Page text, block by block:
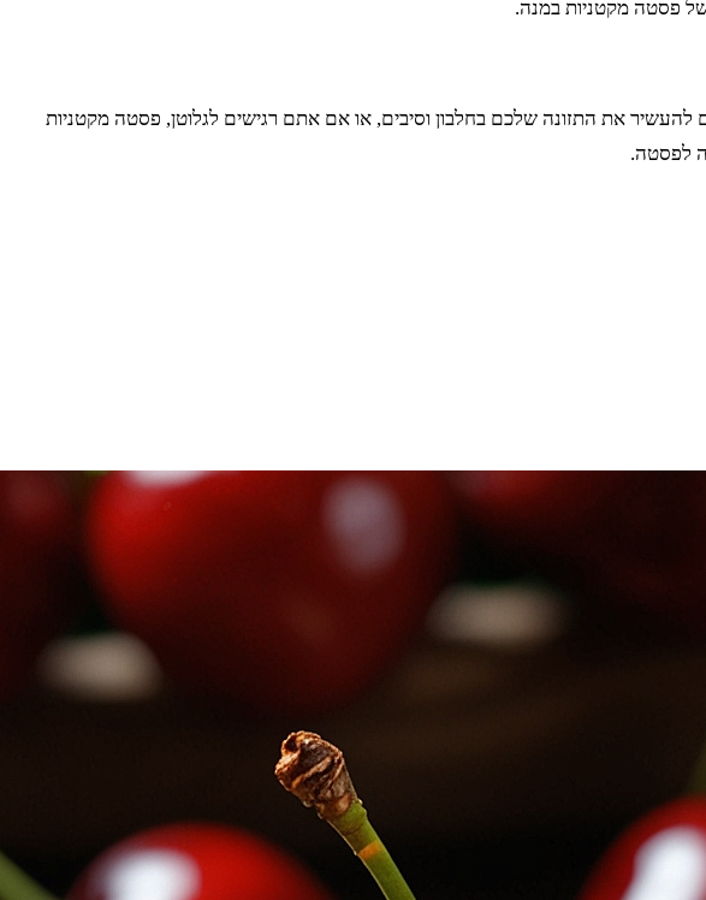
פסטה מקטניות במנה.
את התזונה שלכם בחלבון וסיבים, או אם אתם רגישים לגלוטן, פסטה מקטניות
לפסטה.